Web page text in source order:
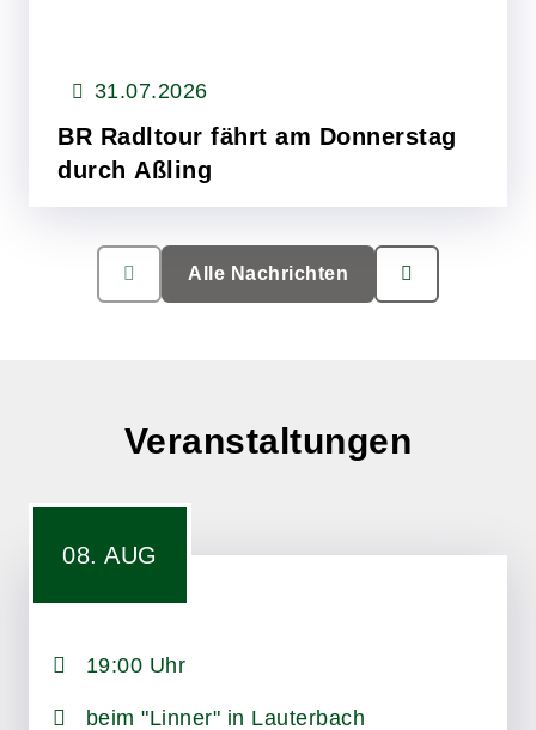
31.07.2026
BR Radltour fährt am Donnerstag
durch Aßling
die südliche Hälfte des Freistaats und findet
vom 02.08. bis 07.08.2026 statt. Am
Mehr lesen
Alle Nachrichten
Veranstaltungen
08. AUG
19:00 Uhr
beim "Linner" in Lauterbach